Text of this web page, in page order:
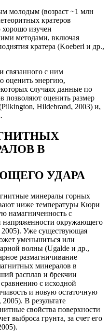
молодым (возраст ~1 млн
кратеров
хорошо изучен
методами, включая
кратера (Koeberl и др.,
связанного с ним
оценить энергию,
случаях данные по
позволяют оценить размер
Hildebrand, 2003) и,
В
УДАРА
минералы горных
ниже температуры Кюри
намагниченность с
напряженности окружающего
2005). Уже существующая
уменьшиться или
волны (Ugalde и др.,
размагничивание
минералов в
расплав и брекчии
с исходной
и новую остаточную
В результате
свойства поверхности
выброса грунта, за счет его